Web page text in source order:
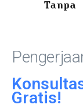
Gratis!